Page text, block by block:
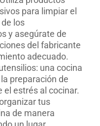
para limpiar el
los
y asegúrate de
del fabricante
adecuado.
una cocina
preparación de
el estrés al cocinar.
tus
de manera